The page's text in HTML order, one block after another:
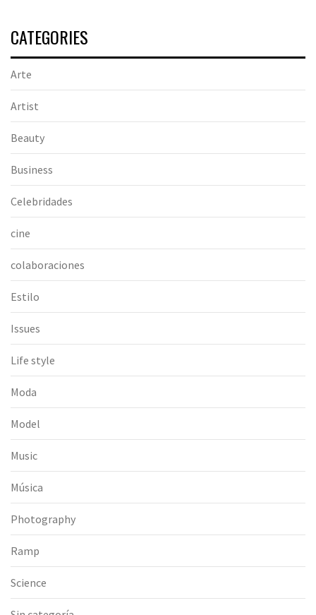
CATEGORIES
Arte
Artist
Beauty
Business
Celebridades
cine
colaboraciones
Estilo
Issues
Life style
Moda
Model
Music
Música
Photography
Ramp
Science